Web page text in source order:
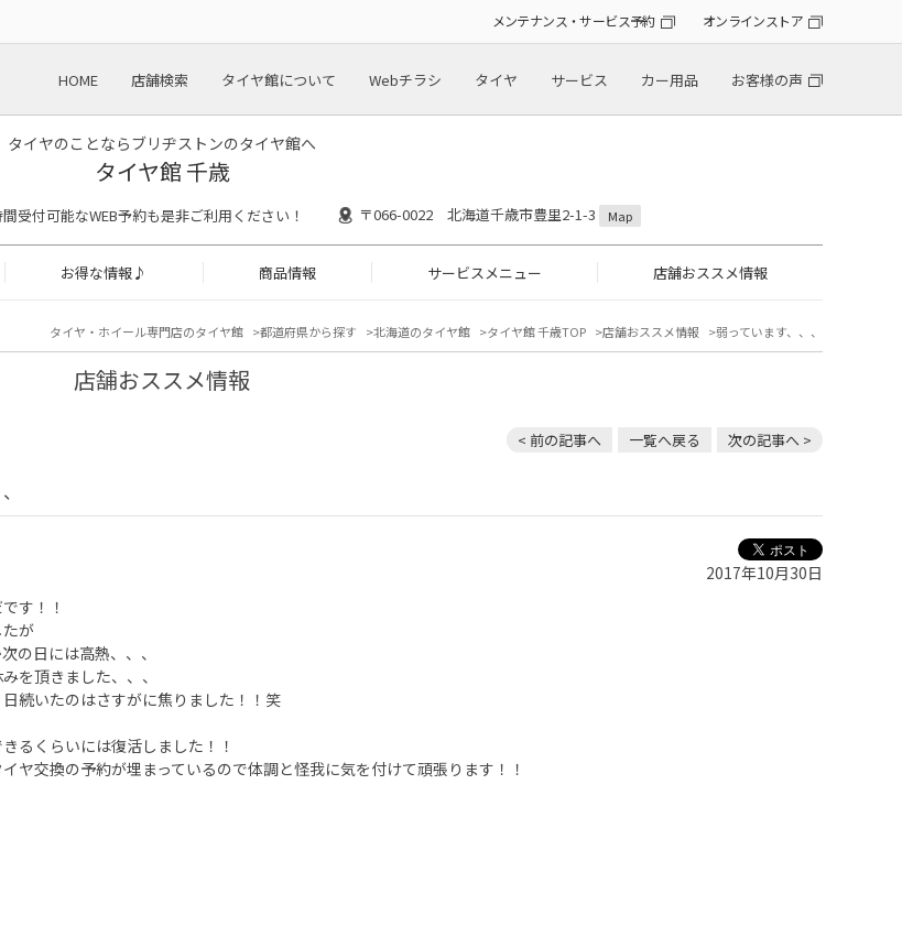
メンテナンス・サービス予約 オンラインストア
HOME 店舗検索 タイヤ館について Webチラシ タイヤ サービス カー用品 お客様の声
タイヤのことならブリヂストンのタイヤ館へ
タイヤ館 千歳
受付可能なWEB予約も是非ご利用ください！ 〒066-0022 北海道千歳市豊里2-1-3 Map
お得な情報♪ 商品情報 サービスメニュー 店舗おススメ情報
タイヤ・ホイール専門店のタイヤ館 都道府県から探す 北海道のタイヤ館 タイヤ館 千歳TOP 店舗おススメ情報 弱っています、、、
店舗おススメ情報
< 前の記事へ 一覧へ戻る 次の記事へ >
2017年10月30日
す！！
が
の日には高熱、、、
を頂きました、、、
続いたのはさすがに焦りました！！笑
るくらいには復活しました！！
ヤ交換の予約が埋まっているので体調と怪我に気を付けて頑張ります！！